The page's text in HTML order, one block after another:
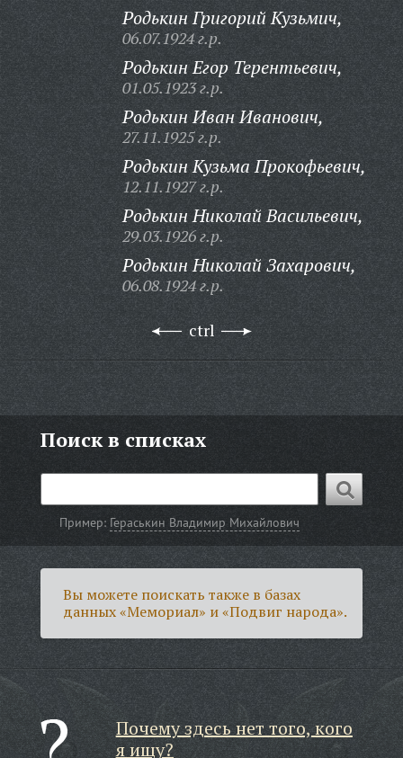
Родькин Григорий Кузьмич,
06.07.1924 г.р.
Родькин Егор Терентьевич,
01.05.1923 г.р.
Родькин Иван Иванович,
27.11.1925 г.р.
Родькин Кузьма Прокофьевич,
12.11.1927 г.р.
Родькин Николай Васильевич,
29.03.1926 г.р.
Родькин Николай Захарович,
06.08.1924 г.р.
ctrl
Поиск в списках
Пример: Гераськин Владимир Михайлович
Вы можете поискать также в базах
данных «Мемориал» и «Подвиг народа».
Почему здесь нет того, кого
я ищу?